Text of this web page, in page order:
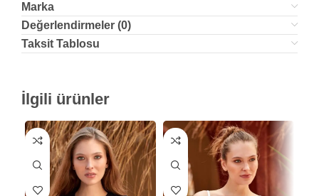
Marka
Değerlendirmeler (0)
Taksit Tablosu
İlgili ürünler